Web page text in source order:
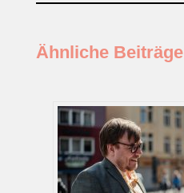
Ähnliche Beiträge